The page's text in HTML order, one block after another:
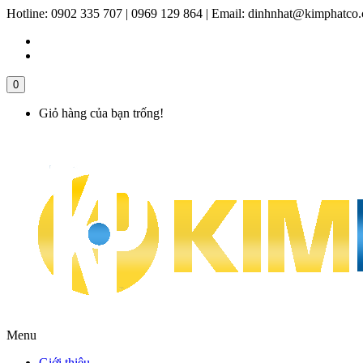
Hotline: 0902 335 707 | 0969 129 864 | Email:
0
Giỏ hàng của bạn trống!
Menu